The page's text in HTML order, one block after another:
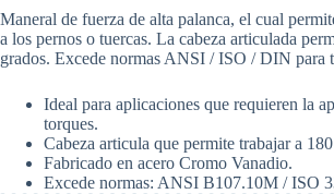
(270
mm)
Mando
Stanley
cantidad
Maneral de fuerza de alta palanca, el cual
a los pernos o tuercas. La cabeza articulada
grados. Excede normas ANSI / ISO / DIN para
Ideal para aplicaciones que requieren la
torques.
Cabeza articula que permite trabajar a
Fabricado en acero Cromo Vanadio.
Excede normas: ANSI B107.10M / ISO